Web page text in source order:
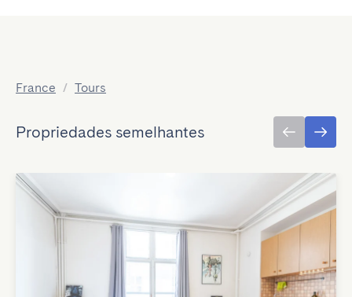
France / Tours
Propriedades semelhantes